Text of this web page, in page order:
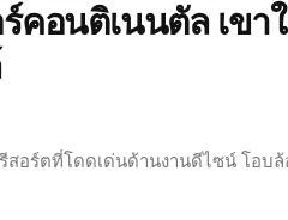
ร์คอนติเนนตัล เข
รีสอร์ตที่โดดเด่นด้านงานดีไซน์ โอบ